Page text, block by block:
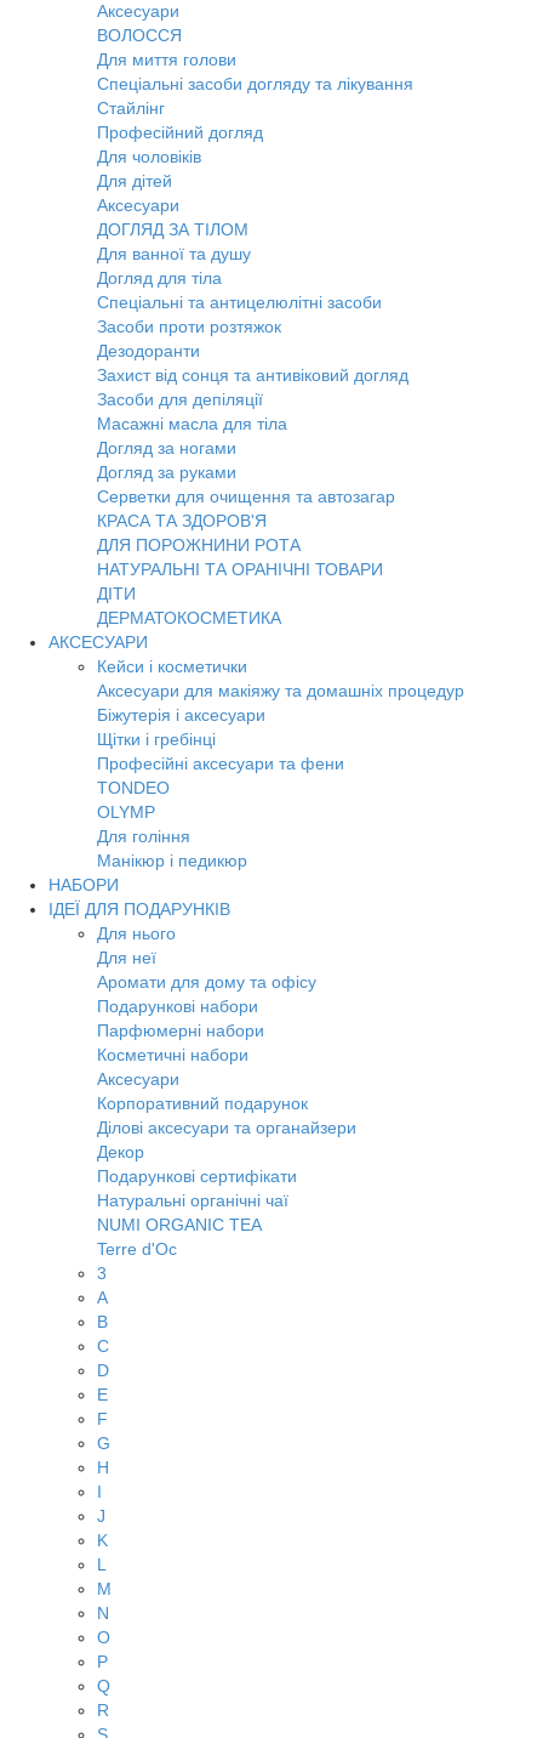
Аксесуари
ВОЛОССЯ
Для миття голови
Спеціальні засоби догляду та лікування
Стайлінг
Професійний догляд
Для чоловіків
Для дітей
Аксесуари
ДОГЛЯД ЗА ТІЛОМ
Для ванної та душу
Догляд для тіла
Спеціальні та антицелюлітні засоби
Засоби проти розтяжок
Дезодоранти
Захист від сонця та антивіковий догляд
Засоби для депіляції
Масажні масла для тіла
Догляд за ногами
Догляд за руками
Серветки для очищення та автозагар
КРАСА ТА ЗДОРОВ'Я
ДЛЯ ПОРОЖНИНИ РОТА
НАТУРАЛЬНІ ТА ОРАНІЧНІ ТОВАРИ
ДІТИ
ДЕРМАТОКОСМЕТИКА
АКСЕСУАРИ
Кейси і косметички
Аксесуари для макіяжу та домашніх процедур
Біжутерія і аксесуари
Щітки і гребінці
Професійні аксесуари та фени
TONDEO
OLYMP
Для гоління
Манікюр і педикюр
НАБОРИ
ІДЕЇ ДЛЯ ПОДАРУНКІВ
Для нього
Для неї
Аромати для дому та офісу
Подарункові набори
Парфюмерні набори
Косметичні набори
Аксесуари
Корпоративний подарунок
Ділові аксесуари та органайзери
Декор
Подарункові сертифікати
Натуральні органічні чаї
NUMI ORGANIC TEA
Terre d'Oc
3
A
B
C
D
E
F
G
H
I
J
K
L
M
N
O
P
Q
R